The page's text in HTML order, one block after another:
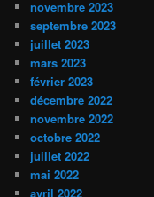
novembre 2023
septembre 2023
juillet 2023
mars 2023
février 2023
décembre 2022
novembre 2022
octobre 2022
juillet 2022
mai 2022
avril 2022